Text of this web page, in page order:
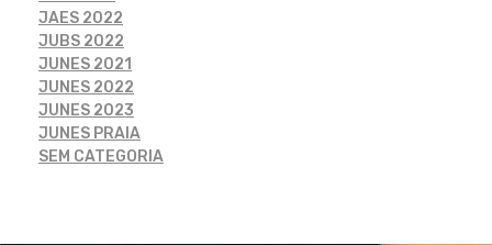
JAES 2022
JUBS 2022
JUNES 2021
JUNES 2022
JUNES 2023
JUNES PRAIA
SEM CATEGORIA